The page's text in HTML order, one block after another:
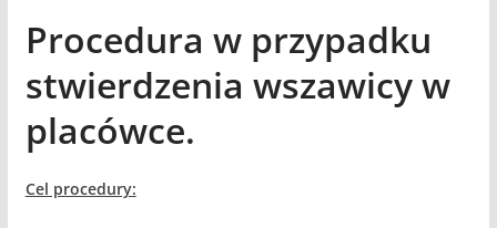
Procedura w przypadku
stwierdzenia wszawicy w
placówce.
Cel procedury: